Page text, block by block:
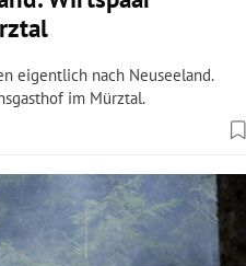
eigentlich nach Neuseeland.
im Mürztal.